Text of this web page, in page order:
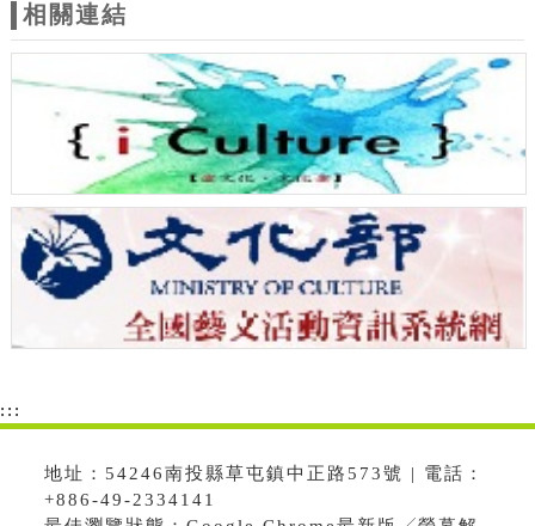
相關連結
:::
地址：54246南投縣草屯鎮中正路573號 | 電話：
+886-49-2334141